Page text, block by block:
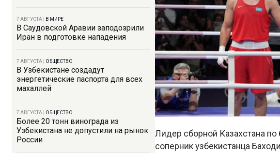
7 АВГУСТА В МИРЕ
В Саудовской Аравии заподозрили
Иран в подготовке нападения
7 АВГУСТА ОБЩЕСТВО
В Узбекистане создадут
энергетические паспорта для всех
махаллей
7 АВГУСТА ОБЩЕСТВО
Более 20 тонн винограда из
Узбекистана не допустили на рынок
России
Лидер сборной Казахстана
соперник узбекистанца